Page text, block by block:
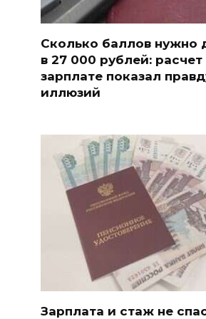
Сколько баллов нужно
в 27 000 рублей:
зарплате показал
иллюзий
Зарплата и стаж не